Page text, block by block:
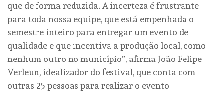
que de forma reduzida. A incerteza é frustrante
para toda nossa equipe, que está empenhada o
semestre inteiro para entregar um evento de
qualidade e que incentiva a produção local, como
nenhum outro no município”, afirma João Felipe
Verleun, idealizador do festival, que conta com
outras 25 pessoas para realizar o evento